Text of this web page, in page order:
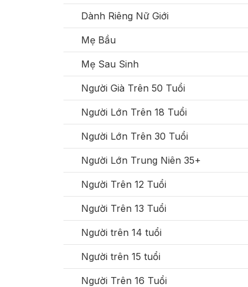
Dành Riêng Nữ Giới
Mẹ Bầu
Mẹ Sau Sinh
Người Già Trên 50 Tuổi
Người Lớn Trên 18 Tuổi
Người Lớn Trên 30 Tuổi
Người Lớn Trung Niên 35+
Người Trên 12 Tuổi
Người Trên 13 Tuổi
Người trên 14 tuổi
Người trên 15 tuổi
Người Trên 16 Tuổi